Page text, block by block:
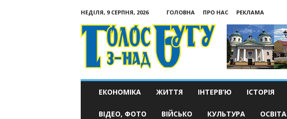
НЕДІЛЯ, 9 СЕРПНЯ, 2026 ГОЛОВНА ПРО НАС
РЕКЛАМА
Голос
з-
ЕКОНОМІКА ЖИТТЯ ІНТЕРВ’Ю ІСТОРІЯ
ВІДЕО, ФОТО ВІЙСЬКО КУЛЬТУРА ОСВІТА